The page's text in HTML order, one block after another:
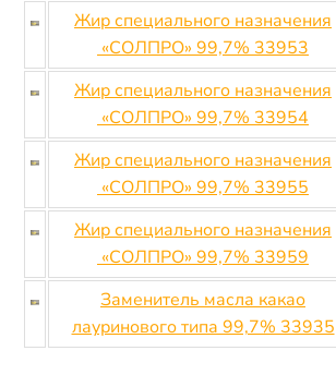
Жир специального назначения
«СОЛПРО» 99,7% 33953
Жир специального назначения
«СОЛПРО» 99,7% 33954
Жир специального назначения
«СОЛПРО» 99,7% 33955
Жир специального назначения
«СОЛПРО» 99,7% 33959
Заменитель масла какао
лауринового типа 99,7% 33935